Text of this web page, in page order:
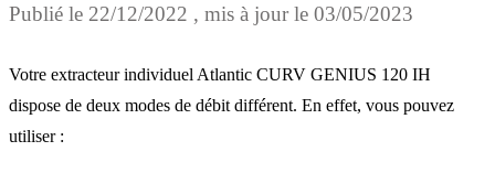
Publié le 22/12/2022 , mis à jour le 03/05/2023
Votre extracteur individuel Atlantic CURV GENIUS 120 IH
dispose de deux modes de débit différent. En effet, vous pouvez
utiliser :